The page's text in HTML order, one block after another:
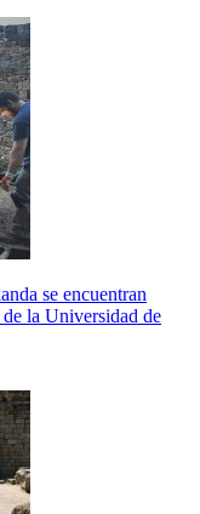
se encuentran
la Universidad de